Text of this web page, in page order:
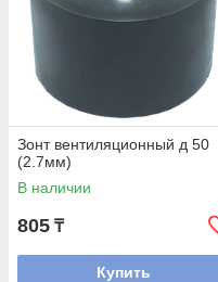
Зонт вентиляционный д 50
(2.7мм)
В наличии
805 ₸
Купить